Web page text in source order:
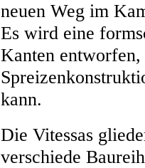
neuen Weg im
Es wird eine
Kanten
kann.
Die Vitessas
verschiede